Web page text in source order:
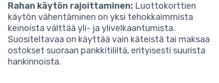
Rahan käytön rajoittaminen: Luottokorttien
käytön vähentäminen on yksi tehokkaimmista
keinoista välttää yli- ja ylivelkaantumista.
Suositeltavaa on käyttää vain käteistä tai maksaa
ostokset suoraan pankkitililtä, erityisesti suurista
hankinnoista.